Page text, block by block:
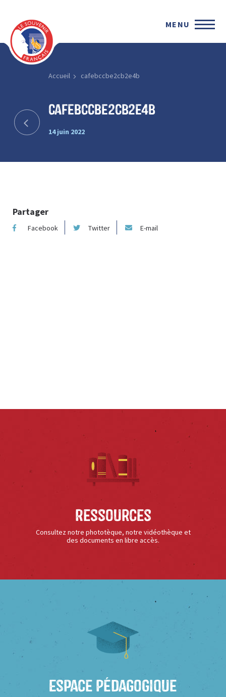
MENU
Accueil cafebccbe2cb2e4b
cafebccbe2cb2e4b
14 juin 2022
Partager
Facebook Twitter E-mail
Ressources
Consultez notre phototèque, notre vidéothèque et
des documents en libre accès.
Espace Pédagogique